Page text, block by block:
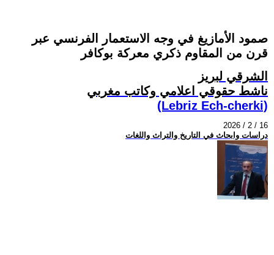
صمود الأمازيغ في وجه الاستعمار الفرنسي عبر
قرن من المقاوم ذكري معركة بوكافر
الشرقي لبريز
ناشط حقوقي اعلامي وكاتب مغربي
(Lebriz Ech-cherki)
2026 / 2 / 16
دراسات وابحاث في التاريخ والتراث واللغات